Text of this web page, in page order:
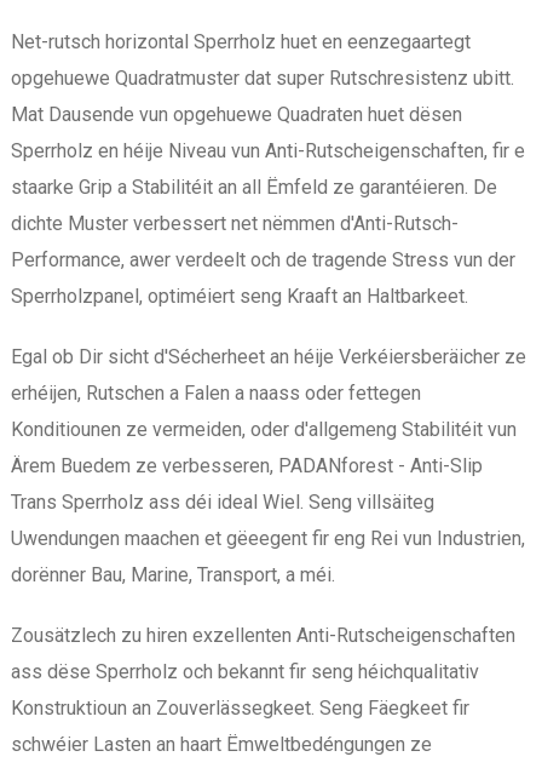
Net-rutsch horizontal Sperrholz huet en eenzegaartegt
opgehuewe Quadratmuster dat super Rutschresistenz ubitt.
Mat Dausende vun opgehuewe Quadraten huet dësen
Sperrholz en héije Niveau vun Anti-Rutscheigenschaften, fir e
staarke Grip a Stabilitéit an all Ëmfeld ze garantéieren. De
dichte Muster verbessert net nëmmen d'Anti-Rutsch-
Performance, awer verdeelt och de tragende Stress vun der
Sperrholzpanel, optiméiert seng Kraaft an Haltbarkeet.
Egal ob Dir sicht d'Sécherheet an héije Verkéiersberäicher ze
erhéijen, Rutschen a Falen a naass oder fettegen
Konditiounen ze vermeiden, oder d'allgemeng Stabilitéit vun
Ärem Buedem ze verbesseren, PADANforest - Anti-Slip
Trans Sperrholz ass déi ideal Wiel. Seng villsäiteg
Uwendungen maachen et gëeegent fir eng Rei vun Industrien,
dorënner Bau, Marine, Transport, a méi.
Zousätzlech zu hiren exzellenten Anti-Rutscheigenschaften
ass dëse Sperrholz och bekannt fir seng héichqualitativ
Konstruktioun an Zouverlässegkeet. Seng Fäegkeet fir
schwéier Lasten an haart Ëmweltbedéngungen ze